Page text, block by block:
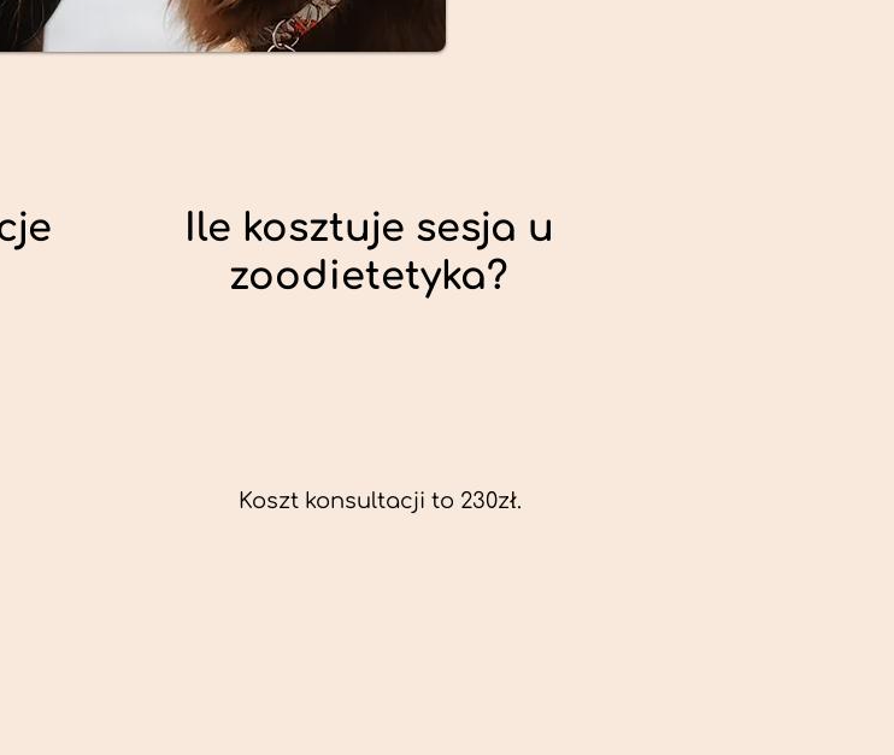
Ile kosztuje sesja u
zoodietetyka?
Koszt konsultacji to 230zł.